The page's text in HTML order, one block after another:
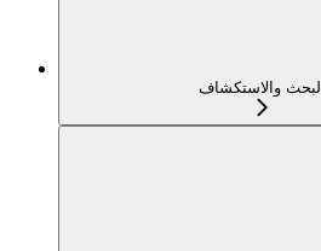
البحث والاستكشاف